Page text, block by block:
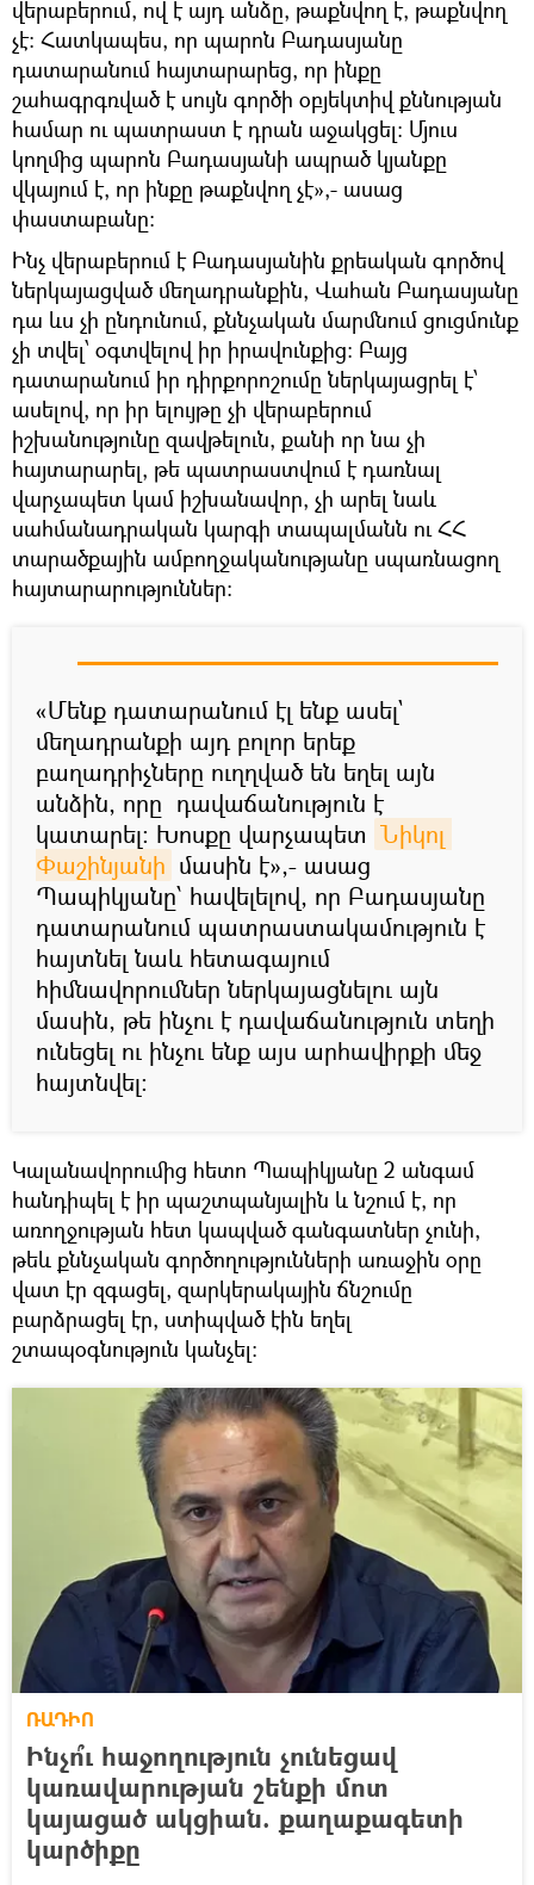
վերաբերում, ով է այդ անձը, թաքնվող է, թաքնվող
չէ: Հատկապես, որ պարոն Բադասյանը
դատարանում հայտարարեց, որ ինքը
շահագրգռված է սույն գործի օբյեկտիվ քննության
համար ու պատրաստ է դրան աջակցել: Մյուս
կողմից պարոն Բադասյանի ապրած կյանքը
վկայում է, որ ինքը թաքնվող չէ»,- ասաց
փաստաբանը:
Ինչ վերաբերում է Բադասյանին քրեական գործով
ներկայացված մեղադրանքին, Վահան Բադասյանը
դա ևս չի ընդունում, քննչական մարմնում ցուցմունք
չի տվել՝ օգտվելով իր իրավունքից: Բայց
դատարանում իր դիրքորոշումը ներկայացրել է՝
ասելով, որ իր ելույթը չի վերաբերում
իշխանությունը զավթելուն, քանի որ նա չի
հայտարարել, թե պատրաստվում է դառնալ
վարչապետ կամ իշխանավոր, չի արել նաև
սահմանադրական կարգի տապալմանն ու ՀՀ
տարածքային ամբողջականությանը սպառնացող
հայտարարություններ:
«Մենք դատարանում էլ ենք ասել`
մեղադրանքի այդ բոլոր երեք
բաղադրիչները ուղղված են եղել այն
անձին, որը դավաճանություն է
կատարել: Խոսքը վարչապետ Նիկոլ
Փաշինյանի մասին է»,- ասաց
Պապիկյանը՝ հավելելով, որ Բադասյանը
դատարանում պատրաստակամություն է
հայտնել նաև հետագայում
հիմնավորումներ ներկայացնելու այն
մասին, թե ինչու է դավաճանություն տեղի
ունեցել ու ինչու ենք այս արհավիրքի մեջ
հայտնվել:
Կալանավորումից հետո Պապիկյանը 2 անգամ
հանդիպել է իր պաշտպանյալին և նշում է, որ
առողջության հետ կապված գանգատներ չունի,
թեև քննչական գործողությունների առաջին օրը
վատ էր զգացել, զարկերակային ճնշումը
բարձրացել էր, ստիպված էին եղել
շտապօգնություն կանչել:
ՌԱԴԻՈ
Ինչո՞ւ հաջողություն չունեցավ
կառավարության շենքի մոտ
կայացած ակցիան. քաղաքագետի
կարծիքը